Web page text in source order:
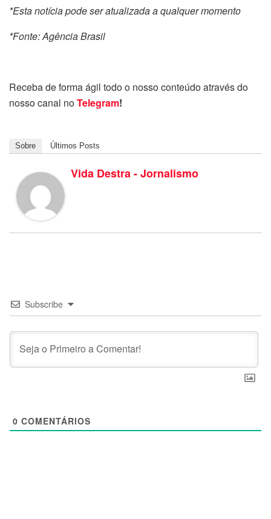
*Esta notícia pode ser atualizada a qualquer momento
*Fonte: Agência Brasil
Receba de forma ágil todo o nosso conteúdo através do
nosso canal noTelegram!
Sobre Últimos Posts
Vida Destra - Jornalismo
Subscribe
0 COMENTÁRIOS